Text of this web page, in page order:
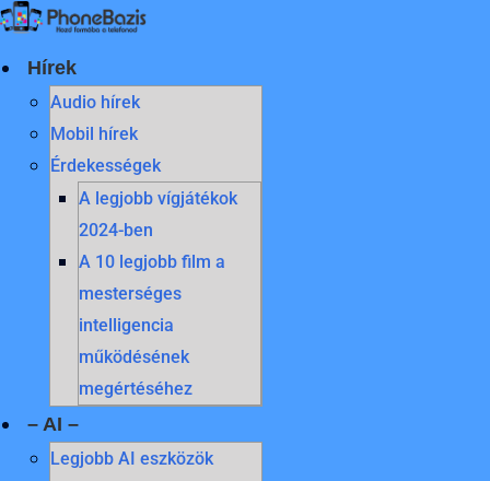
Skip
to
content
Hírek
Audio hírek
Mobil hírek
Érdekességek
A legjobb vígjátékok
2024-ben
A 10 legjobb film a
mesterséges
intelligencia
működésének
megértéséhez
– AI –
Legjobb AI eszközök